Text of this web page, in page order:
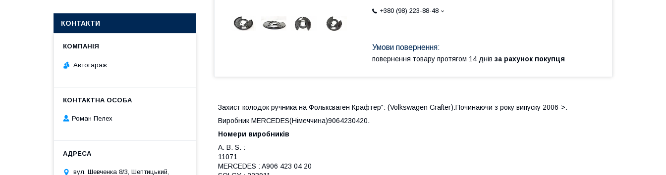
+380 (98) 223-88-48
повернення товару протягом 14 днів за рахунок покупця
Захист колодок ручника на Фольксваген Крафтер": (Volkswagen Crafter).Починаючи з року випуску 2006->.
Виробник MERCEDES(Німеччина)9064230420.
Номери виробників
A. B. S. :
11071
MERCEDES : A906 423 04 20
КОНТАКТИ
Автогараж
Роман Пелех
вул. Шевченка 8/3, Шептицький,